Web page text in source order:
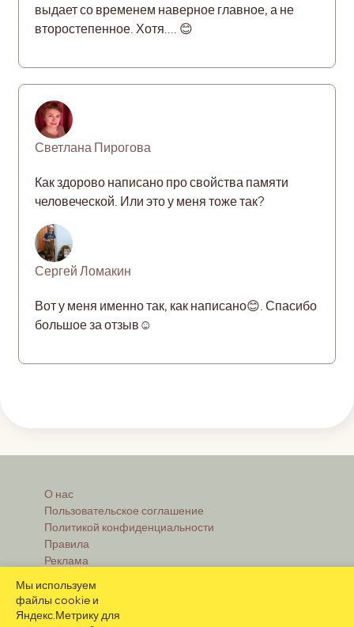
выдает со временем наверное главное, а не
второстепенное. Хотя.... 😊
Светлана Пирогова
Как здорово написано про свойства памяти
человеческой. Или это у меня тоже так?
Сергей Ломакин
Вот у меня именно так, как написано😊. Спасибо
большое за отзыв☺️
О нас
Пользовательское соглашение
Политикой конфиденциальности
Правила
Реклама
Контакты
Мы используем
файлы cookie и
Яндекс.Метрику для